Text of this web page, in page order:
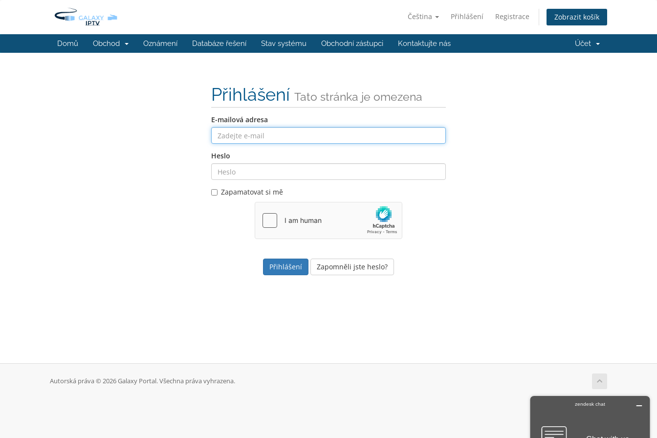
Čeština Přihlášení Registrace Zobrazit košík
Domů Obchod Oznámení Databáze řešení Stav systému Obchodní zástupci Kontaktujte nás Účet
Přihlášení Tato stránka je omezena
E-mailová adresa
Heslo
Zapamatovat si mě
Zapomněli jste heslo?
Autorská práva © 2026 Galaxy Portal. Všechna práva vyhrazena.